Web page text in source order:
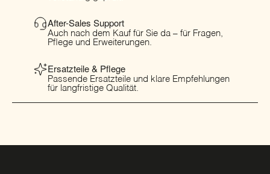
After-Sales Support
Auch nach dem Kauf für Sie da – für Fragen,
Pflege und Erweiterungen.
Ersatzteile & Pflege
Passende Ersatzteile und klare Empfehlungen
für langfristige Qualität.